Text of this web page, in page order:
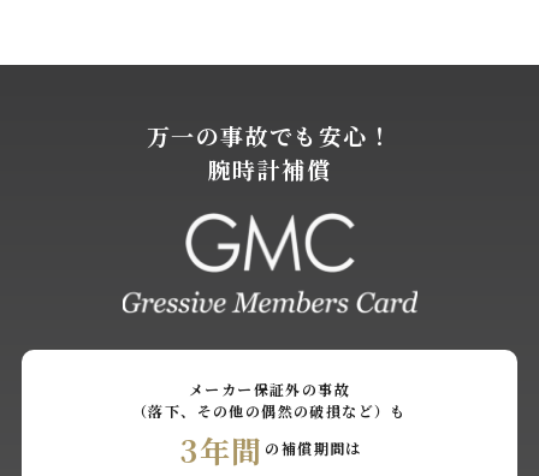
万一の事故でも安心！
腕時計補償
メーカー保証外の事故
（落下、その他の偶然の破損など）も
3年間 の補償期間は